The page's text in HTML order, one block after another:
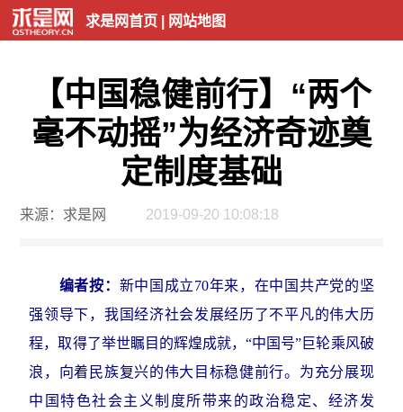
求是网首页| 网站地图
【中国稳健前行】“两个
毫不动摇”为经济奇迹奠
定制度基础
来源：求是网 2019-09-20 10:08:18
编者按： 新中国成立70年来，在中国共产党的坚
强领导下，我国经济社会发展经历了不平凡的伟大历
程，取得了举世瞩目的辉煌成就，“中国号”巨轮乘风破
浪，向着民族复兴的伟大目标稳健前行。为充分展现
中国特色社会主义制度所带来的政治稳定、经济发